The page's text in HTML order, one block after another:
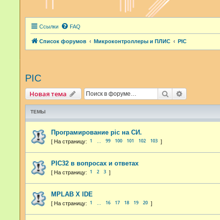
Ссылки FAQ
Список форумов Микроконтроллеры и ПЛИС PIC
PIC
Новая тема Поиск
ТЕМЫ
Програмирование pic на СИ.
1 99 100 101 102 103
PIC32 в вопросах и ответах
1 2 3
MPLAB X IDE
1 16 17 18 19 20